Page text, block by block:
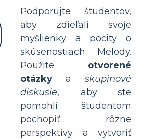
Podporujte študentov,
aby zdieľali svoje
myšlienky a pocity o
skúsenostiach Melody.
Použite otvorené
otázky a skupinové
diskusie, aby ste
pomohli študentom
pochopiť rôzne
perspektívy a vytvoriť